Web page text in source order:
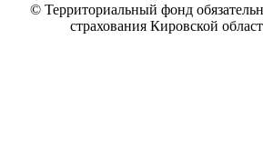
© Территориальный фонд
страхования Кировской